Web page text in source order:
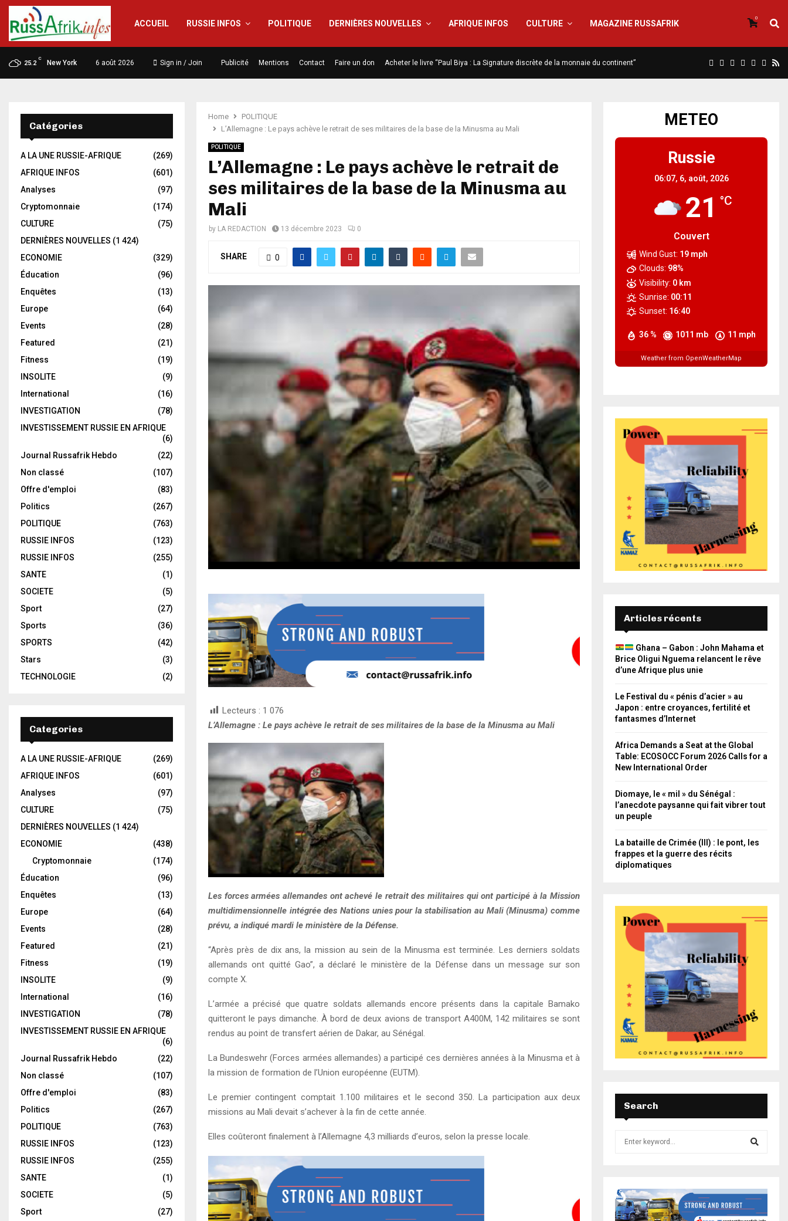
ACCUEIL RUSSIE INFOS POLITIQUE DERNIÈRES NOUVELLES AFRIQUE INFOS CULTURE MAGAZINE RUSSAFRIK
0
25.2
C
New York 6 août 2026 Sign in / Join Publicité Mentions Contact Faire un don Acheter le livre “Paul Biya : La Signature discrète de la monnaie du continent”
Home
POLITIQUE
L’Allemagne : Le pays achève le retrait de ses militaires de la base de la Minusma au Mali
POLITIQUE
L’Allemagne : Le pays achève le retrait de
ses militaires de la base de la Minusma au
Mali
by LA REDACTION 13 décembre 2023 0
SHARE 0
Lecteurs : 1 076
L’Allemagne : Le pays achève le retrait de ses militaires de la base de la Minusma au Mali
Les forces armées allemandes ont achevé le retrait des militaires qui ont participé à la Mission
multidimensionnelle intégrée des Nations unies pour la stabilisation au Mali (Minusma) comme
prévu, a indiqué mardi le ministère de la Défense.
“Après près de dix ans, la mission au sein de la Minusma est terminée. Les derniers soldats
allemands ont quitté Gao”, a déclaré le ministère de la Défense dans un message sur son
compte X.
L’armée a précisé que quatre soldats allemands encore présents dans la capitale Bamako
quitteront le pays dimanche. À bord de deux avions de transport A400M, 142 militaires se sont
rendus au point de transfert aérien de Dakar, au Sénégal.
La Bundeswehr (Forces armées allemandes) a participé ces dernières années à la Minusma et à
la mission de formation de l’Union européenne (EUTM).
Le premier contingent comptait 1.100 militaires et le second 350. La participation aux deux
missions au Mali devait s’achever à la fin de cette année.
Elles coûteront finalement à l’Allemagne 4,3 milliards d’euros, selon la presse locale.
Catégories
A LA UNE RUSSIE-AFRIQUE
(269)
AFRIQUE INFOS
(601)
Analyses
(97)
Cryptomonnaie
(174)
CULTURE
(75)
DERNIÈRES NOUVELLES (1 424)
ECONOMIE
(329)
Éducation
(96)
Enquêtes
(13)
Europe
(64)
Events
(28)
Featured
(21)
Fitness
(19)
INSOLITE
(9)
International
(16)
INVESTIGATION
(78)
INVESTISSEMENT RUSSIE EN AFRIQUE
(6)
Journal Russafrik Hebdo
(22)
Non classé
(107)
Offre d'emploi
(83)
Politics
(267)
POLITIQUE
(763)
RUSSIE INFOS
(123)
RUSSIE INFOS
(255)
SANTE
(1)
SOCIETE
(5)
Sport
(27)
Sports
(36)
SPORTS
(42)
Stars
(3)
TECHNOLOGIE
(2)
Categories
A LA UNE RUSSIE-AFRIQUE
(269)
AFRIQUE INFOS
(601)
Analyses
(97)
CULTURE
(75)
DERNIÈRES NOUVELLES (1 424)
ECONOMIE
(438)
Cryptomonnaie
(174)
Éducation
(96)
Enquêtes
(13)
Europe
(64)
Events
(28)
Featured
(21)
Fitness
(19)
INSOLITE
(9)
International
(16)
INVESTIGATION
(78)
INVESTISSEMENT RUSSIE EN AFRIQUE
(6)
Journal Russafrik Hebdo
(22)
Non classé
(107)
Offre d'emploi
(83)
Politics
(267)
POLITIQUE
(763)
RUSSIE INFOS
(123)
RUSSIE INFOS
(255)
SANTE
(1)
SOCIETE
(5)
Sport
(27)
METEO
Russie
06:07, 6, août, 2026
21 °C
Couvert
36 % 1011 mb 11 mph
Wind Gust: 19 mph
Clouds: 98%
Visibility: 0 km
Sunrise: 00:11
Sunset: 16:40
Weather from OpenWeatherMap
Articles récents
Ghana – Gabon : John Mahama et
Brice Oligui Nguema relancent le rêve
d’une Afrique plus unie
Le Festival du « pénis d’acier » au
Japon : entre croyances, fertilité et
fantasmes d’Internet
Africa Demands a Seat at the Global
Table: ECOSOCC Forum 2026 Calls for a
New International Order
Diomaye, le « mil » du Sénégal :
l’anecdote paysanne qui fait vibrer tout
un peuple
La bataille de Crimée (III) : le pont, les
frappes et la guerre des récits
diplomatiques
Search